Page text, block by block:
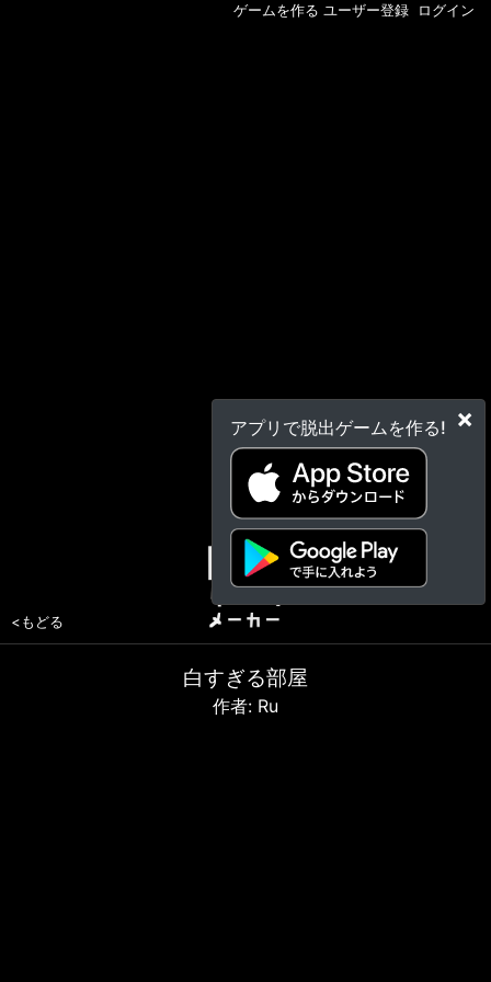
×
アプリで脱出ゲームを作る!
ゲームを作る ユーザー登録 ログイン
<もどる
白すぎる部屋
作者: Ru